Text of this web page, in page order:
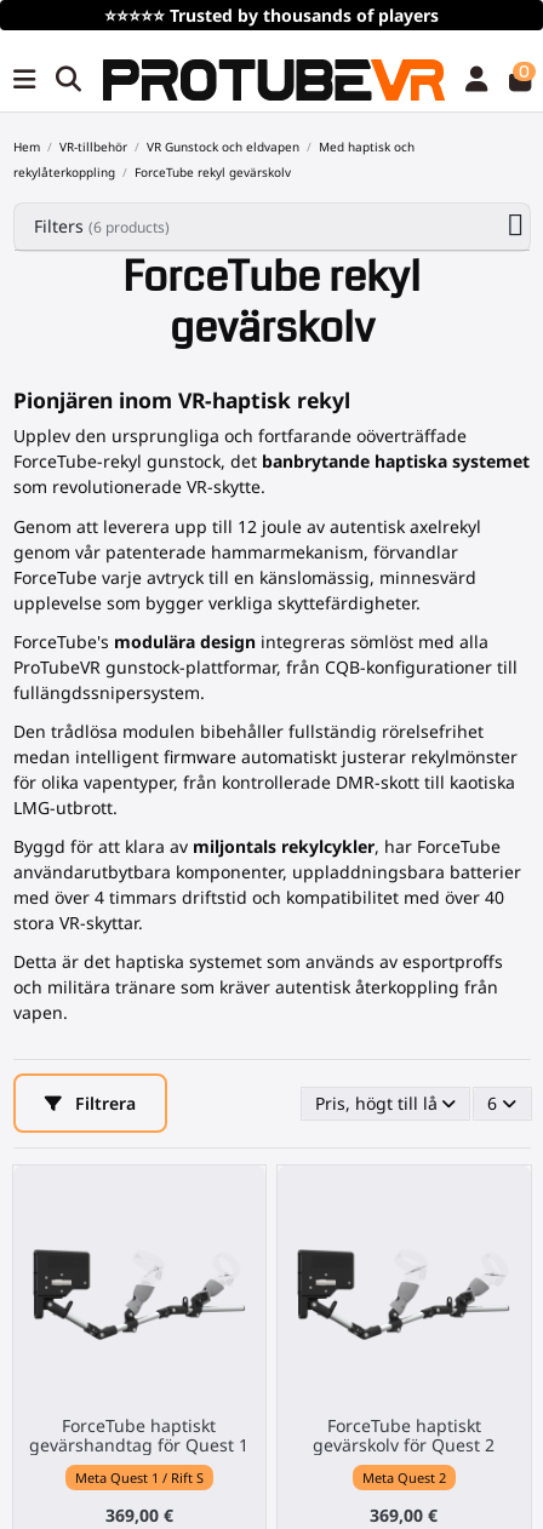
⭐⭐⭐⭐⭐ Trusted by thousands of players
0
Hem VR-tillbehör VR Gunstock och eldvapen
Med haptisk och
rekylåterkoppling
ForceTube rekyl gevärskolv
ForceTube rekyl
gevärskolv
Pionjären inom VR-haptisk rekyl
Upplev den ursprungliga och fortfarande oöverträffade
ForceTube-rekyl gunstock, det banbrytande haptiska systemet
som revolutionerade VR-skytte.
Genom att leverera upp till 12 joule av autentisk axelrekyl
genom vår patenterade hammarmekanism, förvandlar
ForceTube varje avtryck till en känslomässig, minnesvärd
upplevelse som bygger verkliga skyttefärdigheter.
ForceTube's modulära designintegreras sömlöst med alla
ProTubeVR gunstock-plattformar, från CQB-konfigurationer till
fullängdssnipersystem.
Den trådlösa modulen bibehåller fullständig rörelsefrihet
medan intelligent firmware automatiskt justerar rekylmönster
för olika vapentyper, från kontrollerade DMR-skott till kaotiska
LMG-utbrott.
Byggd för att klara av miljontals rekylcykler, har ForceTube
användarutbytbara komponenter, uppladdningsbara batterier
med över 4 timmars driftstid och kompatibilitet med över 40
stora VR-skyttar.
Detta är det haptiska systemet som används av esportproffs
och militära tränare som kräver autentisk återkoppling från
vapen.
Filtrera Pris, högt till lågt 6
ForceTube haptiskt
gevärshandtag för Quest 1
Meta Quest 1 / Rift S
369,00 €
ForceTube haptiskt
gevärskolv för Quest 2
Meta Quest 2
369,00 €
Filters (6 products)